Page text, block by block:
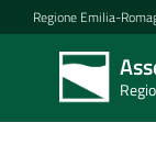
Vai al contenuto
Vai alla navigazione
Vai al footer
Regione Emilia-
Regione